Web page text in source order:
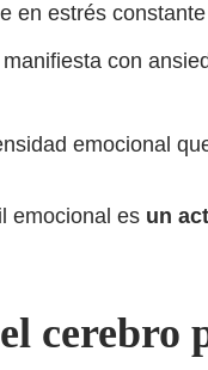
en estrés
con
emocional
emocional es un
cerebro